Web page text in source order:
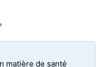
matière de santé